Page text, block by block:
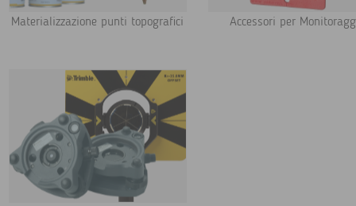
Materializzazione punti topografici Accessori per